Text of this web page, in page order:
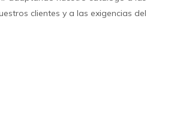
clientes y a las exigencias del